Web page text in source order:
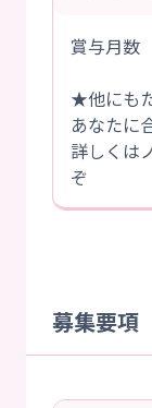
賞与月数
★他にも
あなたに
詳しくは
ぞ
募集要項